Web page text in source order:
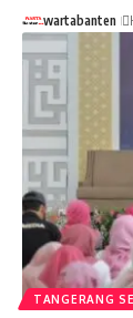
wartabanten
TANGERANG